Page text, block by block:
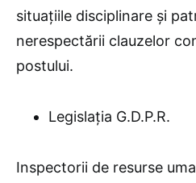
situațiile disciplinare și
nerespectării clauzelor
postului.
Legislația G.D.P.R.
Inspectorii de resurse